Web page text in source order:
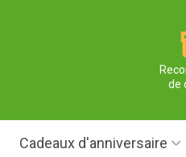
de
Cadeaux d'anniversaire